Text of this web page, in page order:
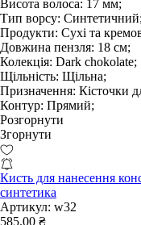
Висота волоса: 17 мм;
Тип ворсу: Синтетичний;
Продукти: Сухі та
Довжина пензля: 18 см;
Колекція: Dark chokolate;
Щільність: Щільна;
Призначення: Кісточки
Контур: Прямий;
Розгорнути
Згорнути
Кисть для нанесення
синтетика
Артикул: w32
585.00 ₴